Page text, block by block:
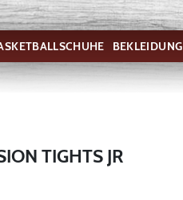
BEKLEIDUNG
TIGHTS JR